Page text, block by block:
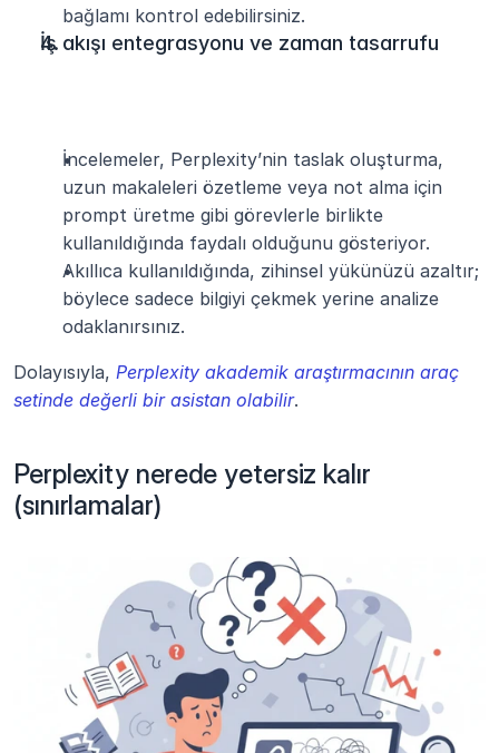
bağlamı kontrol edebilirsiniz.
İş akışı entegrasyonu ve zaman tasarrufu
İncelemeler, Perplexity’nin taslak oluşturma,
uzun makaleleri özetleme veya not alma için
prompt üretme gibi görevlerle birlikte
kullanıldığında faydalı olduğunu gösteriyor.
Akıllıca kullanıldığında, zihinsel yükünüzü azaltır;
böylece sadece bilgiyi çekmek yerine analize
odaklanırsınız.
Dolayısıyla, Perplexity akademik araştırmacının araç
setinde değerli bir asistan olabilir.
Perplexity nerede yetersiz kalır
(sınırlamalar)